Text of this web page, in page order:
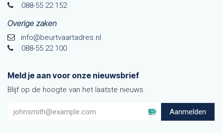
088-55 22 152
Overige zaken
info@beurtvaartadres.nl
088-55 22 100
Meld je aan voor onze nieuwsbrief
Blijf op de hoogte van het laatste nieuws.
Aanmelden